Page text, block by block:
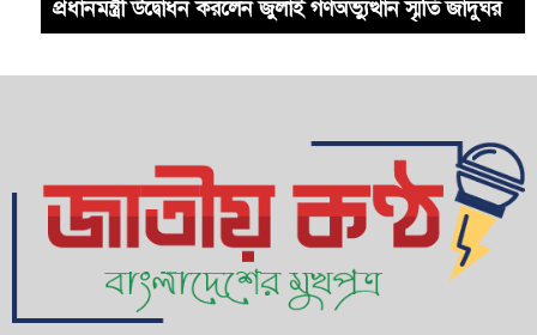
প্রধানমন্ত্রী উদ্বোধন করলেন জুলাই গণঅভ্যুত্থান স্মৃতি জাদুঘর